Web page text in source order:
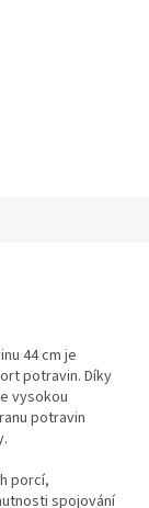
44 cm je
potravin. Díky
vysokou
potravin
porcí,
spojování